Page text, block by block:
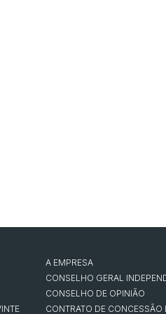
A EMPRESA
CONSELHO GERAL
CONSELHO DE OPINIÃO
CONTRATO DE CONCESSÃO